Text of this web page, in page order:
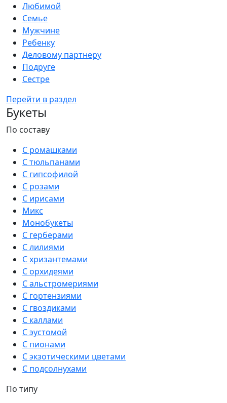
Любимой
Семье
Мужчине
Ребенку
Деловому партнеру
Подруге
Сестре
Перейти в раздел
Букеты
По составу
С ромашками
С тюльпанами
С гипсофилой
С розами
С ирисами
Микс
Монобукеты
С герберами
С лилиями
С хризантемами
С орхидеями
С альстромериями
С гортензиями
С гвоздиками
С каллами
С эустомой
С пионами
С экзотическими цветами
С подсолнухами
По типу